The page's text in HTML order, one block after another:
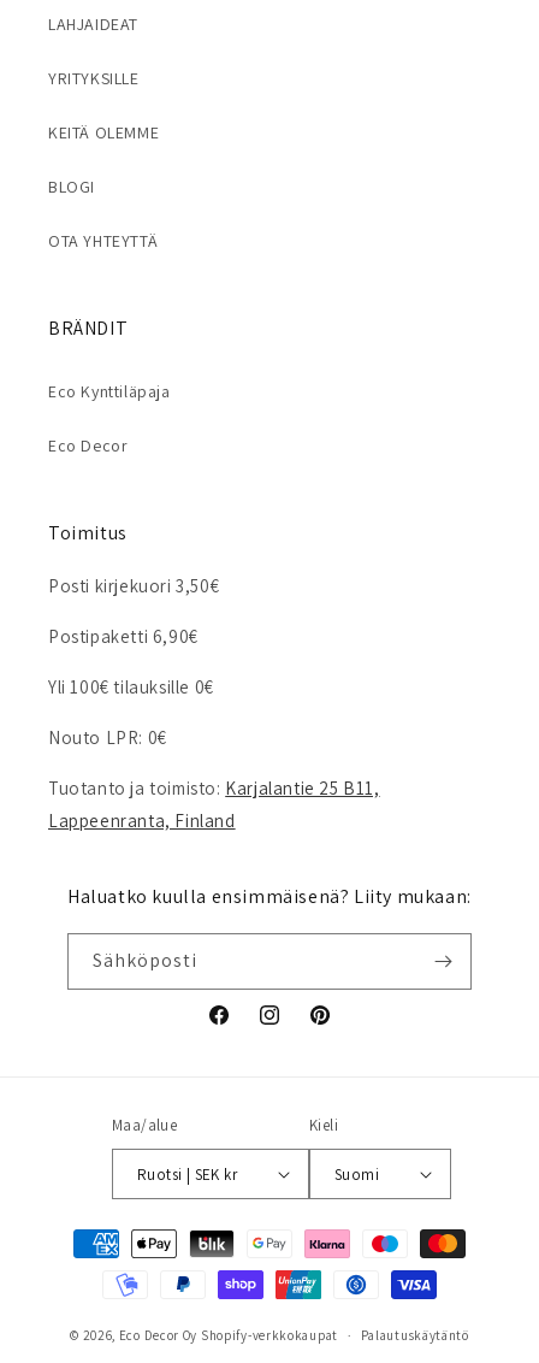
LAHJAIDEAT
YRITYKSILLE
KEITÄ OLEMME
BLOGI
OTA YHTEYTTÄ
BRÄNDIT
Eco Kynttiläpaja
Eco Decor
Toimitus
Posti kirjekuori 3,50€
Postipaketti 6,90€
Yli 100€ tilauksille 0€
Nouto LPR: 0€
Tuotanto ja toimisto: Karjalantie 25 B11,
Lappeenranta, Finland
Haluatko kuulla ensimmäisenä? Liity mukaan:
Sähköposti
FacebookInstagramPinterest
Maa/alue
Ruotsi | SEK kr
Kieli
Suomi
Maksutavat
© 2026, Eco Decor Oy Shopify-verkkokaupat Palautuskäytäntö